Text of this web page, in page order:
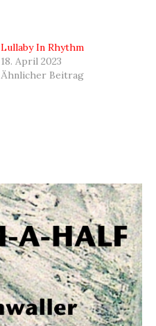
Lullaby In Rhythm
18. April 2023
Ähnlicher Beitrag